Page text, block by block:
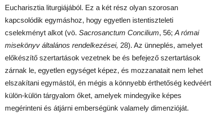
Eucharisztia liturgiájából. Ez a két rész olyan szorosan
kapcsolódik egymáshoz, hogy egyetlen istentiszteleti
cselekményt alkot (vö. Sacrosanctum Concilium, 56; A római
misekönyv általános rendelkezései, 28). Az ünneplés, amelyet
előkészítő szertartások vezetnek be és befejező szertartások
zárnak le, egyetlen egységet képez, és mozzanatait nem lehet
elszakítani egymástól, én mégis a könnyebb érthetőség kedvéért
külön-külön tárgyalom őket, amelyek mindegyike képes
megérinteni és átjárni emberségünk valamely dimenzióját.